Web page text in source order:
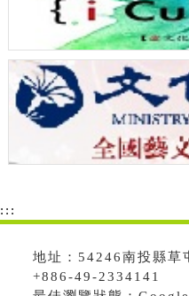
:::
地址：54246南投縣草
+886-49-2334141